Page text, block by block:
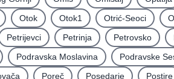
Otok Otok1 Otrić-Seoci
Petrijevci Petrinja Petrovsko
Podravska Moslavina Podravske
Poreč Posedarje Postire